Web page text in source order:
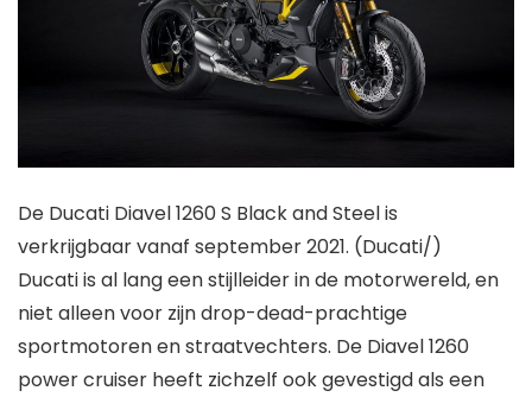
De Ducati Diavel 1260 S Black and Steel is
verkrijgbaar vanaf september 2021. (Ducati/)
Ducati is al lang een stijlleider in de motorwereld, en
niet alleen voor zijn drop-dead-prachtige
sportmotoren en straatvechters. De Diavel 1260
power cruiser heeft zichzelf ook gevestigd als een